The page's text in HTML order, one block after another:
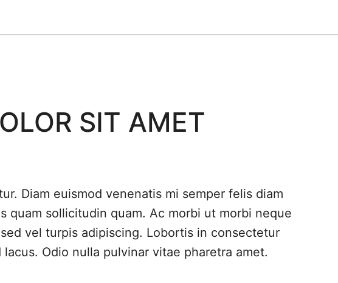
SIT AMET
Diam euismod venenatis mi semper felis diam
quam sollicitudin quam. Ac morbi ut morbi neque
vel turpis adipiscing. Lobortis in consectetur
Odio nulla pulvinar vitae pharetra amet.